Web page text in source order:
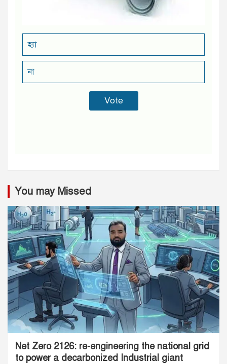
হ্যা
না
You may Missed
Net Zero 2126: re-engineering the national grid
to power a decarbonized Industrial giant